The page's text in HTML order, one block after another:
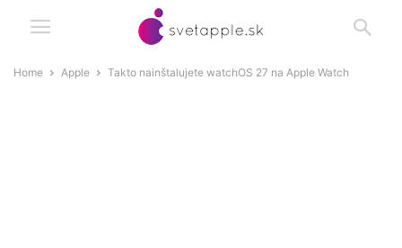
Home Apple Takto nainštalujete watchOS 27 na Apple Watch